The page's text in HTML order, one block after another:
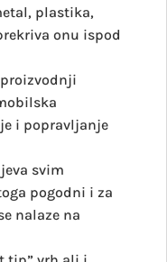
plastika,
onu ispod
i popravljanje
svim
pogodni i za
nalaze na